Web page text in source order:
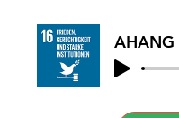
AHANG